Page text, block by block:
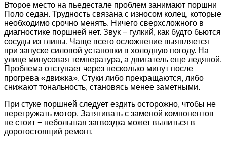
Второе место на пьедестале проблем занимают поршни
Поло седан. Трудность связана с износом колец, которые
необходимо срочно менять. Ничего сверхсложного в
диагностике поршней нет. Звук − гулкий, как будто бьются
сосуды из глины. Чаще всего осложнение выявляется
при запуске силовой установки в холодную погоду. На
улице минусовая температура, а двигатель еще ледяной.
Проблема отступает через несколько минут после
прогрева «движка». Стуки либо прекращаются, либо
снижают тональность, становясь менее заметными.
При стуке поршней следует ездить осторожно, чтобы не
перегружать мотор. Затягивать с заменой компонентов
не стоит − небольшая загвоздка может вылиться в
дорогостоящий ремонт.